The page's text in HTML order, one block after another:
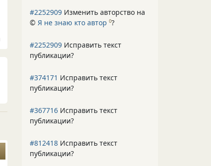
#2252909 Изменить авторство на
© Я не знаю кто автор 0?
#2252909 Исправить текст
публикации?
#374171 Исправить текст
публикации?
#367716 Исправить текст
публикации?
#812418 Исправить текст
публикации?